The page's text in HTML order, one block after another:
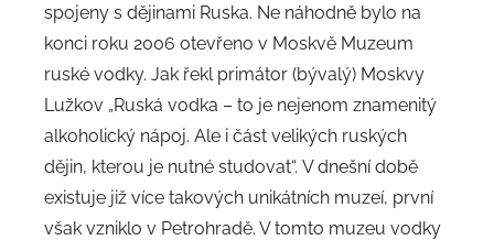
spojeny s dějinami Ruska. Ne náhodně bylo na
konci roku 2006 otevřeno v Moskvě Muzeum
ruské vodky. Jak řekl primátor (bývalý) Moskvy
Lužkov „Ruská vodka – to je nejenom znamenitý
alkoholický nápoj. Ale i část velikých ruských
dějin, kterou je nutné studovat“. V dnešní době
existuje již více takových unikátních muzeí, první
však vzniklo v Petrohradě. V tomto muzeu vodky